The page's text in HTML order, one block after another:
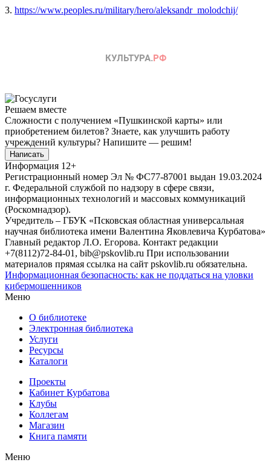
3. https://www.peoples.ru/military/hero/aleksandr_molodchij/
Решаем вместе
Сложности с получением «Пушкинской карты» или
приобретением билетов? Знаете, как улучшить работу
учреждений культуры? Напишите — решим!
Написать
Информация 12+
Регистрационный номер Эл № ФС77-87001 выдан 19.03.2024
г. Федеральной службой по надзору в сфере связи,
информационных технологий и массовых коммуникаций
(Роскомнадзор).
Учредитель – ГБУК «Псковская областная универсальная
научная библиотека имени Валентина Яковлевича Курбатова»
Главный редактор Л.О. Егорова. Контакт редакции
+7(8112)72-84-01, bib@pskovlib.ru При использовании
материалов прямая ссылка на сайт pskovlib.ru обязательна.
Информационная безопасность: как не поддаться на уловки
кибермошенников
Меню
О библиотеке
Электронная библиотека
Услуги
Ресурсы
Каталоги
Проекты
Кабинет Курбатова
Клубы
Коллегам
Магазин
Книга памяти
Меню